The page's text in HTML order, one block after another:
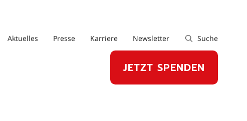
JETZT SPENDEN
Aktuelles Presse Karriere Newsletter Suche